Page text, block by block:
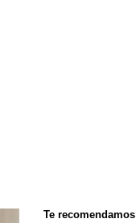
Te recomendamos